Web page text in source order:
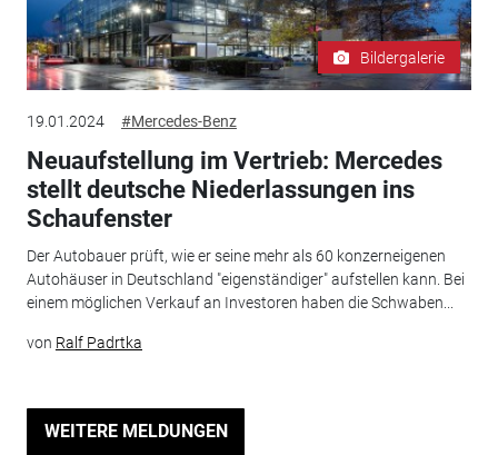
Bildergalerie
19.01.2024 #Mercedes-Benz
Neuaufstellung im Vertrieb: Mercedes
stellt deutsche Niederlassungen ins
Schaufenster
Der Autobauer prüft, wie er seine mehr als 60 konzerneigenen
Autohäuser in Deutschland "eigenständiger" aufstellen kann. Bei
einem möglichen Verkauf an Investoren haben die Schwaben...
von Ralf Padrtka
WEITERE MELDUNGEN